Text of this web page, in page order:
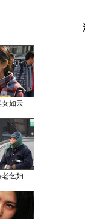
女如云
乞妇